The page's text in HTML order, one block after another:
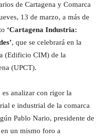
de Cartagena y Comarca
13 de marzo, a más de
‘Cartagena Industria:
, que se celebrará en la
(Edificio CIM) de la
(UPCT).
analizar con rigor la
e industrial de la comarca
Pablo Nario, presidente de
un mismo foro a